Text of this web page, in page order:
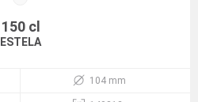
150 cl
ESTELA
104 mm